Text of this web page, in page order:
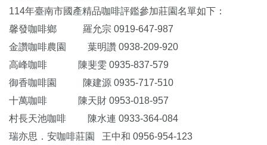
114年臺南市國產精品咖啡評鑑參加莊園名單如下：
馨發咖啡鄉 羅允宗 0919-647-987
金讚咖啡農園 葉明讚 0938-209-920
高峰咖啡 陳斐雯 0935-837-579
御香咖啡園 陳建源 0935-717-510
十萬咖啡 陳天財 0953-018-957
村長天池咖啡 陳水連 0933-364-084
瑞亦思．安咖啡莊園 王中和 0956-954-123